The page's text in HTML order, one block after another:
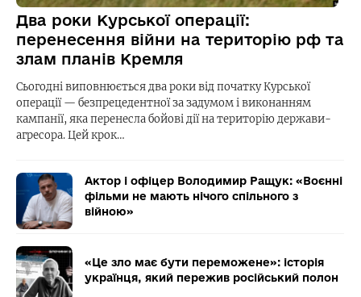
Два роки Курської операції:
перенесення війни на територію рф та
злам планів Кремля
Сьогодні виповнюється два роки від початку Курської
операції — безпрецедентної за задумом і виконанням
кампанії, яка перенесла бойові дії на територію держави-
агресора. Цей крок…
Актор і офіцер Володимир Ращук: «Воєнні
фільми не мають нічого спільного з
війною»
«Це зло має бути переможене»: історія
українця, який пережив російський полон